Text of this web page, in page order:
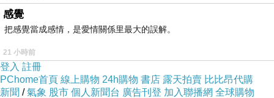
商品
感覺
把感覺當成感情，是愛情關係里最大的誤解。
21 小時前
登入 註冊
PChome首頁 線上購物 24h購物 書店 露天拍賣 比比昂代購
新聞 /氣象 股市 個人新聞台 廣告刊登 加入聯播網 全球購物